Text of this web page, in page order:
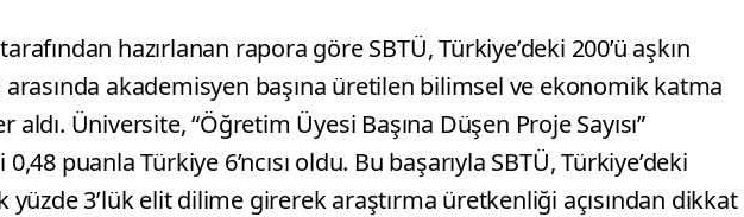
hazırlanan rapora göre SBTÜ, Türkiye’deki 200’ü aşkın
akademisyen başına üretilen bilimsel ve ekonomik katma
aldı. Üniversite, “Öğretim Üyesi Başına Düşen Proje Sayısı”
puanla Türkiye 6’ncısı oldu. Bu başarıyla SBTÜ, Türkiye’deki
yüzde 3’lük elit dilime girerek araştırma üretkenliği açısından dikkat